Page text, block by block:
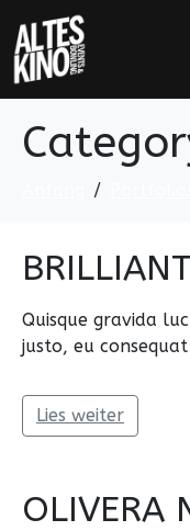
Quisque gravida
justo, eu
Lies weiter
OLIVERA